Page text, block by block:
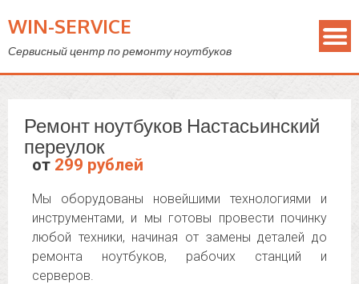
WIN-SERVICE
Сервисный центр по ремонту ноутбуков
Ремонт ноутбуков Настасьинский
переулок
от 299 рублей
Мы оборудованы новейшими технологиями и
инструментами, и мы готовы провести починку
любой техники, начиная от замены деталей до
ремонта ноутбуков, рабочих станций и
серверов.